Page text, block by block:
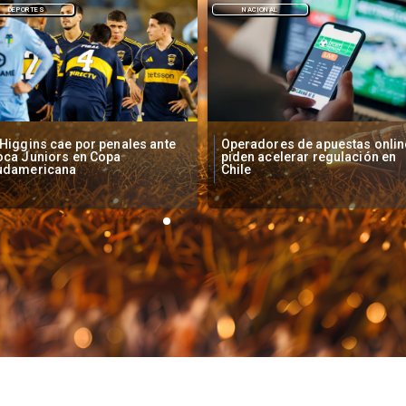
de apuestas online
acelerar regulación en
NACIONAL
Fallece Lucy López Cruz,
primera medallista chilena en
Juegos Panamericanos
DEPORTES